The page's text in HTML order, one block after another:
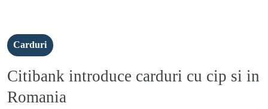
Carduri
Citibank introduce carduri cu cip si in
Romania